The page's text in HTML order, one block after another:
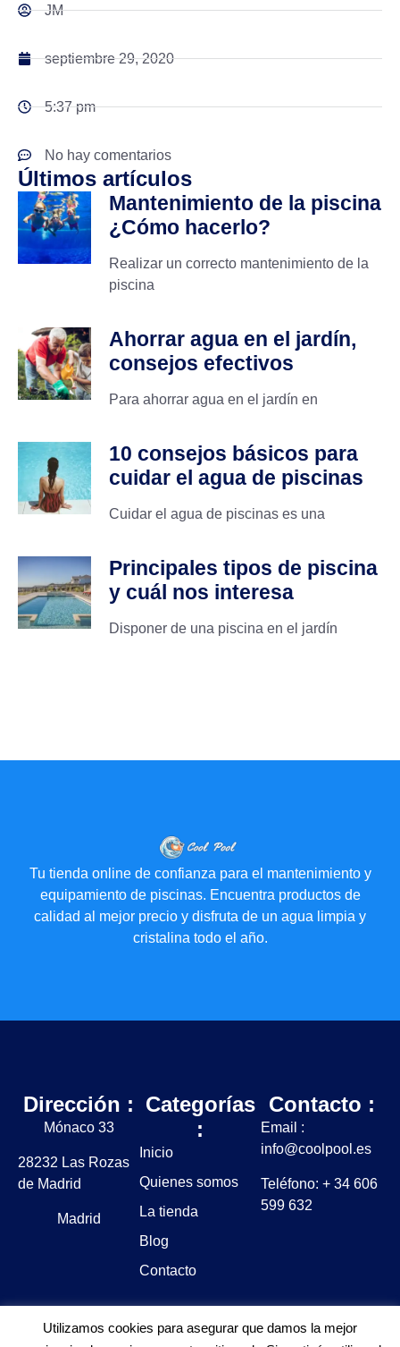
JM
septiembre 29, 2020
5:37 pm
No hay comentarios
Últimos artículos
Mantenimiento de la piscina
¿Cómo hacerlo?
Realizar un correcto mantenimiento de la
piscina
Ahorrar agua en el jardín,
consejos efectivos
Para ahorrar agua en el jardín en
10 consejos básicos para
cuidar el agua de piscinas
Cuidar el agua de piscinas es una
Principales tipos de piscina
y cuál nos interesa
Disponer de una piscina en el jardín
Tu tienda online de confianza para el mantenimiento y
equipamiento de piscinas. Encuentra productos de
calidad al mejor precio y disfruta de un agua limpia y
cristalina todo el año.
Dirección :
Mónaco 33
28232 Las Rozas
de Madrid
Madrid
Categorías
:
Inicio
Quienes somos
La tienda
Blog
Contacto
Contacto :
Email :
info@coolpool.es
Teléfono: + 34 606
599 632
Utilizamos cookies para asegurar que damos la mejor